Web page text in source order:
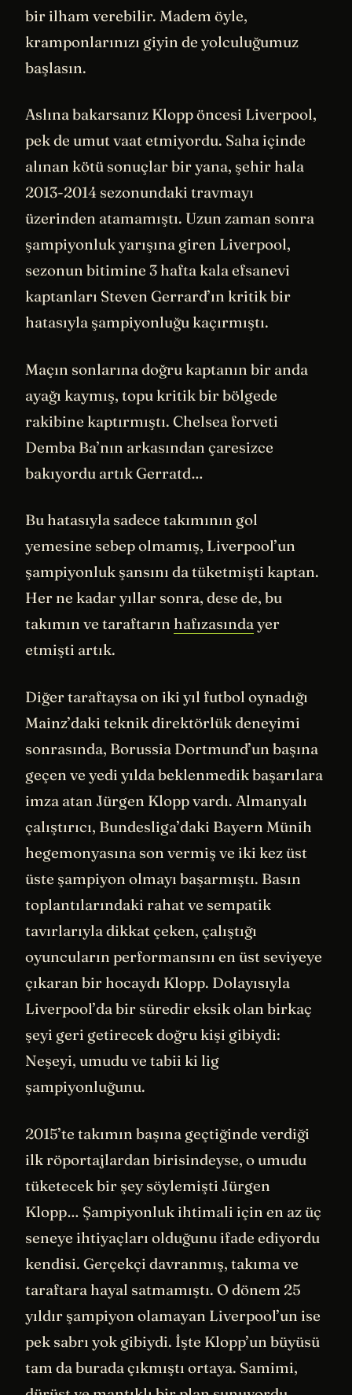
bir ilham verebilir. Madem öyle,
kramponlarınızı giyin de yolculuğumuz
başlasın.
Aslına bakarsanız Klopp öncesi Liverpool,
pek de umut vaat etmiyordu. Saha içinde
alınan kötü sonuçlar bir yana, şehir hala
2013-2014 sezonundaki travmayı
üzerinden atamamıştı. Uzun zaman sonra
şampiyonluk yarışına giren Liverpool,
sezonun bitimine 3 hafta kala efsanevi
kaptanları Steven Gerrard’ın kritik bir
hatasıyla şampiyonluğu kaçırmıştı.
Maçın sonlarına doğru kaptanın bir anda
ayağı kaymış, topu kritik bir bölgede
rakibine kaptırmıştı. Chelsea forveti
Demba Ba’nın arkasından çaresizce
bakıyordu artık Gerratd…
Bu hatasıyla sadece takımının gol
yemesine sebep olmamış, Liverpool’un
şampiyonluk şansını da tüketmişti kaptan.
Her ne kadar yıllar sonra, dese de, bu
takımın ve taraftarın hafızasındayer
etmişti artık.
Diğer taraftaysa on iki yıl futbol oynadığı
Mainz’daki teknik direktörlük deneyimi
sonrasında, Borussia Dortmund’un başına
geçen ve yedi yılda beklenmedik başarılara
imza atan Jürgen Klopp vardı. Almanyalı
çalıştırıcı, Bundesliga’daki Bayern Münih
hegemonyasına son vermiş ve iki kez üst
üste şampiyon olmayı başarmıştı. Basın
toplantılarındaki rahat ve sempatik
tavırlarıyla dikkat çeken, çalıştığı
oyuncuların performansını en üst seviyeye
çıkaran bir hocaydı Klopp. Dolayısıyla
Liverpool’da bir süredir eksik olan birkaç
şeyi geri getirecek doğru kişi gibiydi:
Neşeyi, umudu ve tabii ki lig
şampiyonluğunu.
2015’te takımın başına geçtiğinde verdiği
ilk röportajlardan birisindeyse, o umudu
tüketecek bir şey söylemişti Jürgen
Klopp… Şampiyonluk ihtimali için en az üç
seneye ihtiyaçları olduğunu ifade ediyordu
kendisi. Gerçekçi davranmış, takıma ve
taraftara hayal satmamıştı. O dönem 25
yıldır şampiyon olamayan Liverpool’un ise
pek sabrı yok gibiydi. İşte Klopp’un büyüsü
tam da burada çıkmıştı ortaya. Samimi,